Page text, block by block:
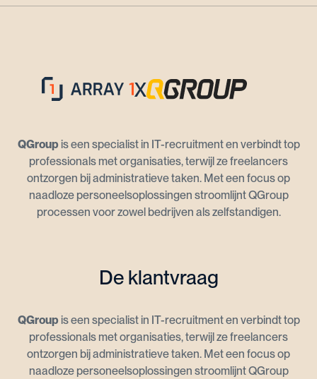
QGroupis een specialist in IT-recruitment en verbindt top
professionals met organisaties, terwijl ze freelancers
ontzorgen bij administratieve taken. Met een focus op
naadloze personeelsoplossingen stroomlijnt QGroup
processen voor zowel bedrijven als zelfstandigen.
De klantvraag
QGroupis een specialist in IT-recruitment en verbindt top
professionals met organisaties, terwijl ze freelancers
ontzorgen bij administratieve taken. Met een focus op
naadloze personeelsoplossingen stroomlijnt QGroup